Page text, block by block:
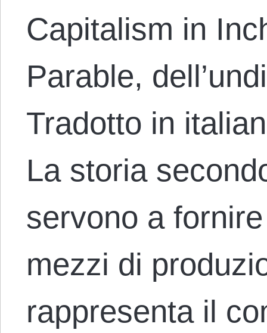
Capitalism in
Parable,
Tradotto in
La storia
servono a
mezzi di
rappresenta il